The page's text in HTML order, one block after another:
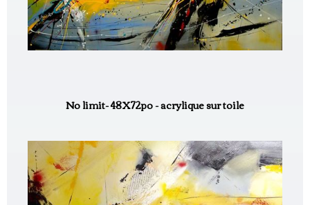
No limit- 48X72po - acrylique sur toile